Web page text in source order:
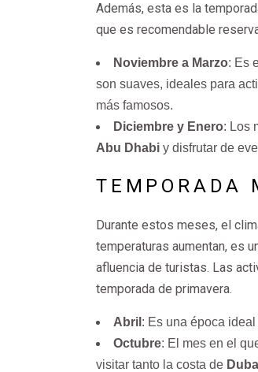
Además, esta es la
que es recomendable
Noviembre a Marzo: Es
son suaves, ideales para
más famosos.
Diciembre y Enero: Los
Abu Dhabi y disfrutar de
TEMPORADA
Durante estos meses, el
temperaturas aumentan, es
afluencia de turistas. Las
temporada de primavera.
Abril : Es una época
Octubre: El mes en el
visitar tanto la costa de